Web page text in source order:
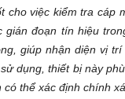
cho việc kiểm tra cáp
gián đoạn tín hiệu
giúp nhận diện vị
dụng, thiết bị này
có thể xác định chính